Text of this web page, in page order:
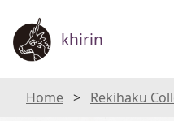
khirin
Home Rekihaku Collection Database